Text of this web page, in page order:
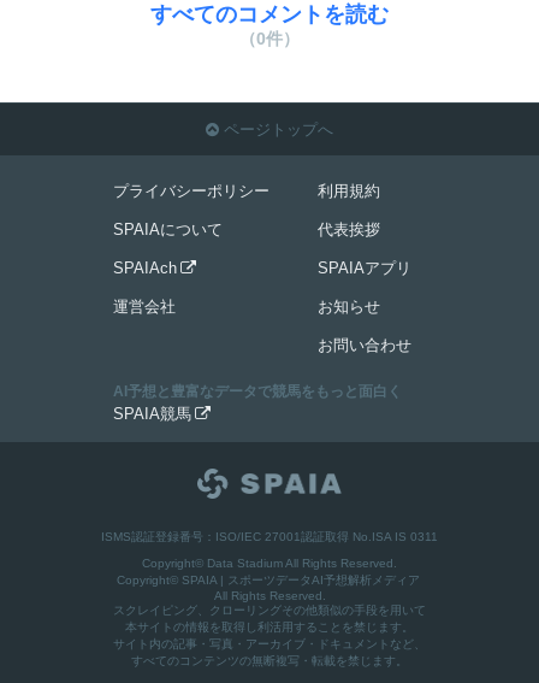
すべてのコメントを読む
（0件）
 ページトップへ
プライバシーポリシー
SPAIAについて
SPAIAch 
運営会社
利用規約
代表挨拶
SPAIAアプリ
お知らせ
お問い合わせ
AI予想と豊富なデータで競馬をもっと面白く
SPAIA競馬 
ISMS認証登録番号：ISO/IEC 27001認証取得 No.ISA IS 0311
Copyright© Data Stadium All Rights Reserved.
Copyright© SPAIA | スポーツデータAI予想解析メディア
All Rights Reserved.
スクレイピング、クローリングその他類似の手段を用いて
本サイトの情報を取得し利活用することを禁じます。
サイト内の記事・写真・アーカイブ・ドキュメントなど、
すべてのコンテンツの無断複写・転載を禁じます。